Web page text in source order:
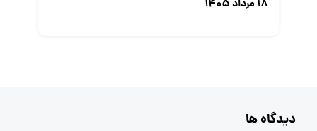
۱۸ مرداد ۱۴۰۵
دیدگاه ها